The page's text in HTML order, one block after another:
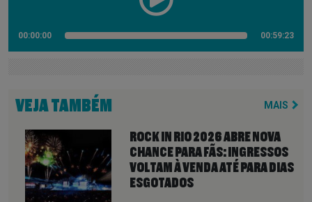
00:00:00 00:59:23
VEJA TAMBÉM MAIS
ROCK IN RIO 2026 ABRE NOVA
CHANCE PARA FÃS: INGRESSOS
VOLTAM À VENDA ATÉ PARA DIAS
ESGOTADOS